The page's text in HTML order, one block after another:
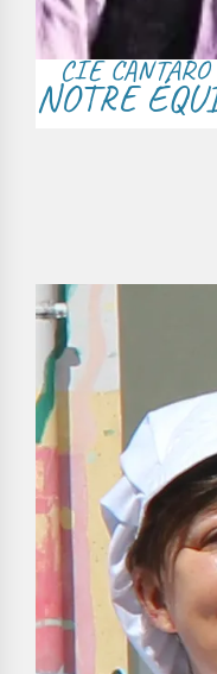
CIE CANTARO
NOTRE